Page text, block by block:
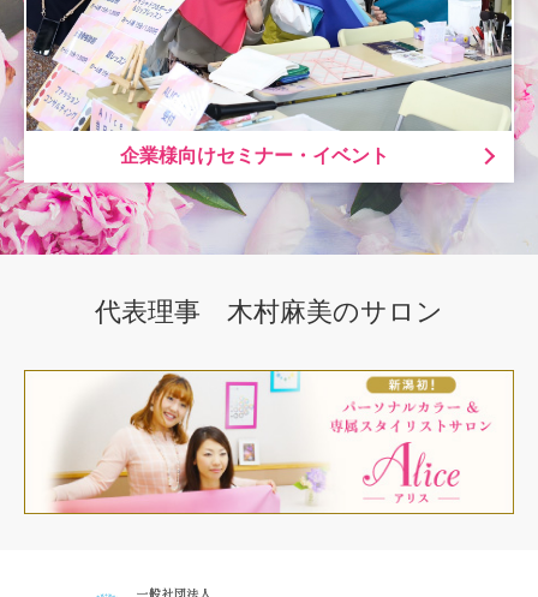
企業様向けセミナー・イベント
代表理事 木村麻美のサロン